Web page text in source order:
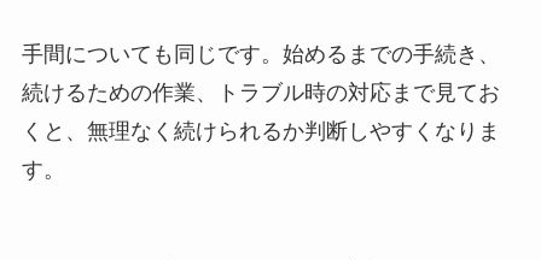
手間についても同じです。始めるまでの手続き、
続けるための作業、トラブル時の対応まで見てお
くと、無理なく続けられるか判断しやすくなりま
す。